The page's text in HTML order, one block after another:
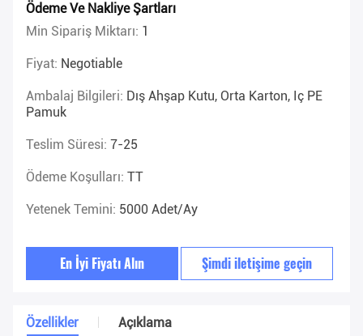
Ödeme Ve Nakliye Şartları
Min Sipariş Miktarı: 1
Fiyat: Negotiable
Ambalaj Bilgileri: Dış Ahşap Kutu, Orta Karton, Iç PE
Pamuk
Teslim Süresi: 7-25
Ödeme Koşulları: TT
Yetenek Temini: 5000 Adet/ay
En İyi Fiyatı Alın Şimdi iletişime geçin
Özellikler Açıklama